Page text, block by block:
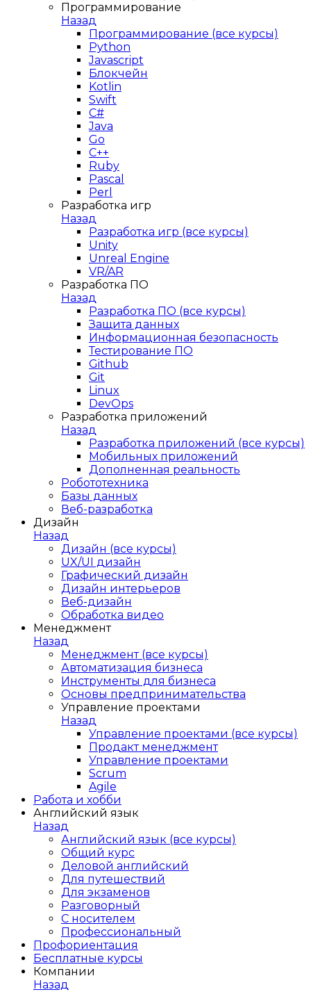
Программирование
Назад
Программирование (все курсы)
Python
Javascript
Блокчейн
Kotlin
Swift
C#
Java
Go
C++
Ruby
Pascal
Perl
Разработка игр
Назад
Разработка игр (все курсы)
Unity
Unreal Engine
VR/AR
Разработка ПО
Назад
Разработка ПО (все курсы)
Защита данных
Информационная безопасность
Тестирование ПО
Github
Git
Linux
DevOps
Разработка приложений
Назад
Разработка приложений (все курсы)
Мобильных приложений
Дополненная реальность
Робототехника
Базы данных
Веб-разработка
Дизайн
Назад
Дизайн (все курсы)
UX/UI дизайн
Графический дизайн
Дизайн интерьеров
Веб-дизайн
Обработка видео
Менеджмент
Назад
Менеджмент (все курсы)
Автоматизация бизнеса
Инструменты для бизнеса
Основы предпринимательства
Управление проектами
Назад
Управление проектами (все курсы)
Продакт менеджмент
Управление проектами
Scrum
Agile
Работа и хобби
Английский язык
Назад
Английский язык (все курсы)
Общий курс
Деловой английский
Для путешествий
Для экзаменов
Разговорный
С носителем
Профессиональный
Профориентация
Бесплатные курсы
Компании
Назад